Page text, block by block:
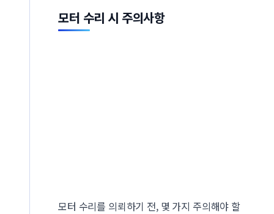
모터 수리 시 주의사항
모터 수리를 의뢰하기 전, 몇 가지 주의해야 할